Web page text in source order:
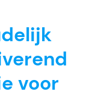
voor